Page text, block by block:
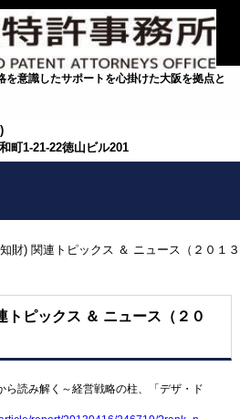
意識したサポートを心掛けた大阪を拠点と
町1-21-22徳山ビル201
財) 関連トピックス ＆ ニュース（２０１３
トピックス ＆ ニュース（２０
読み解く～経営戦略の柱、「デザ・ド